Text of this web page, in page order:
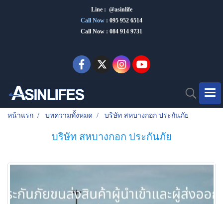
Line : @asinlife
Call Now : 095 952 6514
Call Now : 084 914 9731
หน้าแรก บทความทั้งหมด บริษัท สหบางกอก ประกันภัย
บริษัท สหบางกอก ประกันภัย